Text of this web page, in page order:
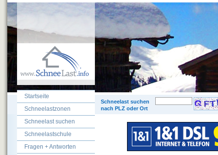
Schneelast suchen
nach PLZ oder Ort
Startseite
Schneelastzonen
Schneelast suchen
Schneelastschule
Fragen + Antworten
©